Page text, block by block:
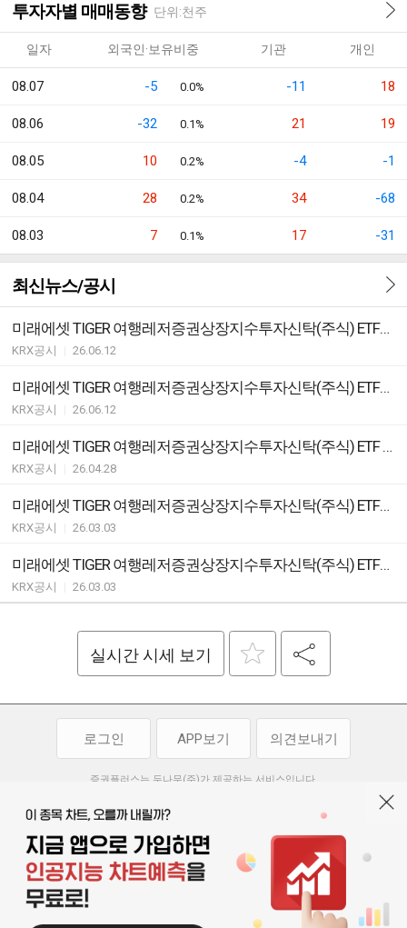
투자자별 매매동향 단위:천주
일자 외국인·보유비중 기관 개인
08.07 -5 0.0% -11 18
08.06 -32 0.1% 21 19
08.05 10 0.2% -4 -1
08.04 28 0.2% 34 -68
08.03 7 0.1% 17 -31
최신뉴스/공시
미래에셋 TIGER 여행레저증권상장지수투자신탁(주식) ETF지정참가회사(AP)추가ㆍ해지ㆍ변경안내
KRX공시 26.06.12
미래에셋 TIGER 여행레저증권상장지수투자신탁(주식) ETF유동성공급자(LP)와유동성공급계약의체결ㆍ변경ㆍ해지안내
KRX공시 26.06.12
미래에셋 TIGER 여행레저증권상장지수투자신탁(주식) ETF 분배락 기준가격 안내
KRX공시 26.04.28
미래에셋 TIGER 여행레저증권상장지수투자신탁(주식) ETF유동성공급자(LP)와유동성공급계약의체결ㆍ변경ㆍ해지안내
KRX공시 26.03.03
미래에셋 TIGER 여행레저증권상장지수투자신탁(주식) ETF지정참가회사(AP)추가ㆍ해지ㆍ변경안내
KRX공시 26.03.03
실시간 시세 보기
로그인 APP보기 의견보내기
증권플러스는 두나무(주)가 제공하는 서비스입니다.
투자 참고사항이며, 정보 제공 과정에서 오류나 지연이 발생할 수 있습니다.
두나무(주)는 제공된 정보에 의한 투자 결과에 대하여 법적인 책임을
부담하지 않습니다. 본 서비스에서 제공되는 정보의 무단 배포를 금합니다.
이용약관 | 청소년보호정책 개인정보처리방침
기사배열 기본방침 | 고객센터 |
오픈소스 라이선스
서울특별시 서초구 강남대로 369, 15층
사업자 등록번호 119-86-54968